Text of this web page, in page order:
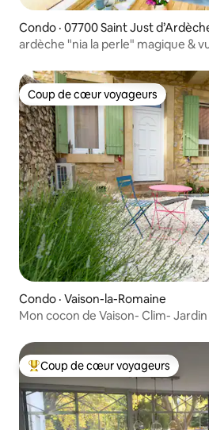
Condo · 07700 Saint Just
ardèche "nia la perle" magique &
Coup de cœur voyageurs
Coup de cœur voyageurs
Condo · Vaison-la-Romaine
Mon cocon de Vaison- Clim- Jardin
Coup de cœur voyageurs parmi les
Coup de cœur voyageurs